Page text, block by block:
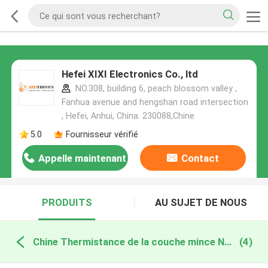
Hefei XIXI Electronics Co., ltd
NO.308, building 6, peach blossom valley ,
Fanhua avenue and hengshan road intersection
, Hefei, Anhui, China. 230088,Chine
5.0
Fournisseur vérifié
Appelle maintenant Contact
PRODUITS AU SUJET DE NOUS
Chine Thermistance de la couche mince NTC (4)